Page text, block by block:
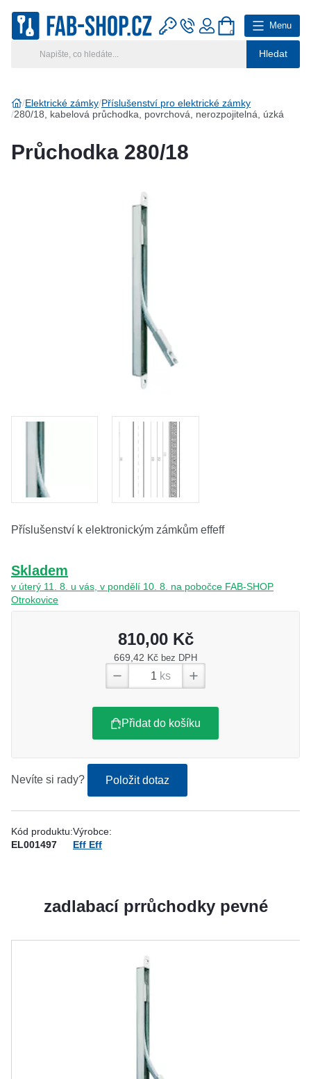
Hledat
0
Menu
Hlavní kategorie
Klíčové systémy
Fabshop CZ
Elektrické zámky Příslušenství pro elektrické zámky
280/18, kabelová průchodka, povrchová, nerozpojitelná, úzká
Průchodka 280/18
Příslušenství k elektronickým zámkům effeff
Skladem
v úterý 11. 8. u vás, v pondělí 10. 8. na pobočce FAB-SHOP
Otrokovice
810,00 Kč
669,42 Kč bez DPH
ks
Přidat do košíku
Nevíte si rady? Položit dotaz
Kód produktu:
EL001497
Výrobce:
Eff Eff
zadlabací prrůchodky pevné